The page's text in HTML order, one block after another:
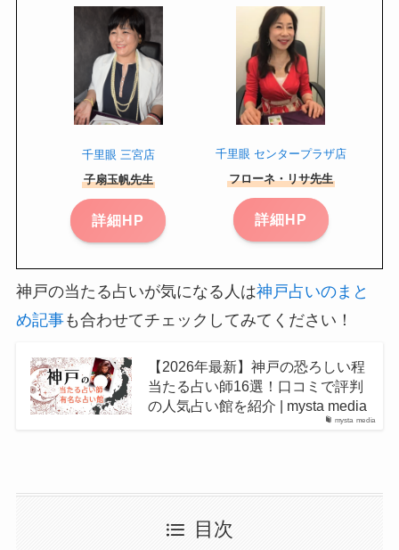
千里眼 三宮店
子扇玉帆先生
詳細HP
千里眼 センタープラザ店
フローネ・リサ先生
詳細HP
神戸の当たる占いが気になる人は神戸占いのまと
め記事も合わせてチェックしてみてください！
mysta media
【2026年最新】神戸の恐ろしい程
当たる占い師16選！口コミで評判
の人気占い館を紹介 | mysta media
目次